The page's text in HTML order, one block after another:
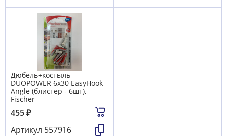
Дюбель+костыль
DUOPOWER 6x30 EasyHook
Angle (блистер - 6шт),
Fischer
455₽
Артикул 557916